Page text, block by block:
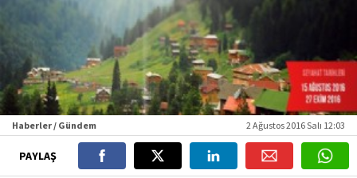
Haberler / Gündem 2 Ağustos 2016 Salı 12:03
PAYLAŞ